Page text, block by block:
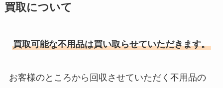
買取について
買取可能な不用品は買い取らせていただきます。
お客様のところから回収させていただく不用品の